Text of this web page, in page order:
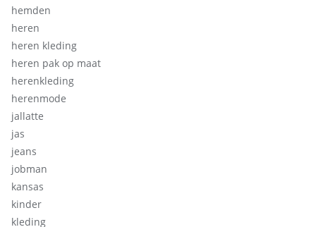
hemden
heren
heren kleding
heren pak op maat
herenkleding
herenmode
jallatte
jas
jeans
jobman
kansas
kinder
kleding